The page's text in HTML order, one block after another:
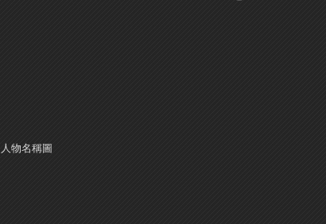
人物名稱圖